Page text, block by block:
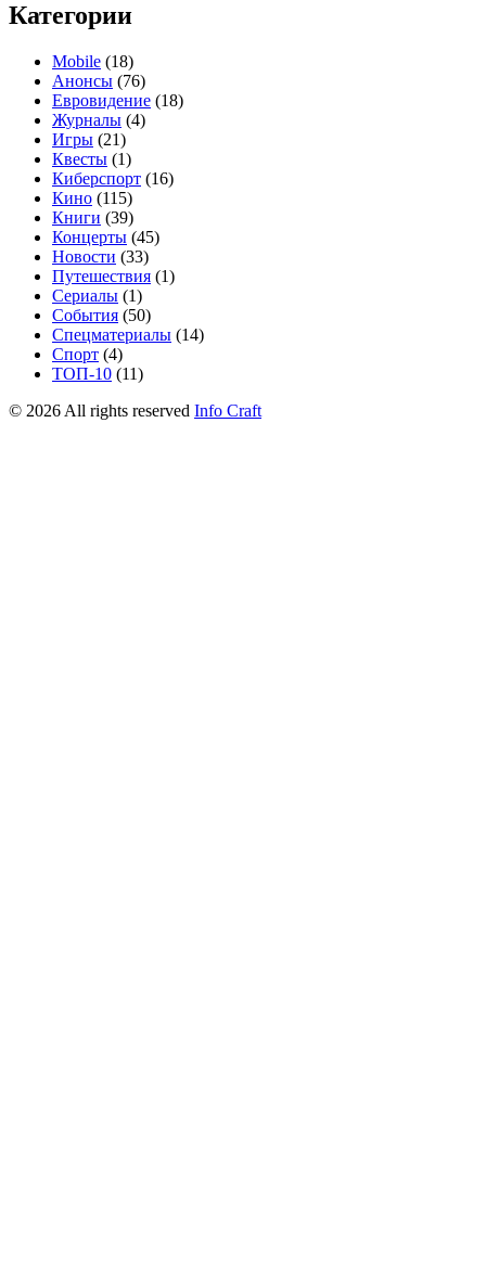
Категории
Mobile (18)
Анонсы (76)
Евровидение (18)
Журналы (4)
Игры (21)
Квесты (1)
Киберспорт (16)
Кино (115)
Книги (39)
Концерты (45)
Новости (33)
Путешествия (1)
Сериалы (1)
События (50)
Спецматериалы (14)
Спорт (4)
ТОП-10 (11)
© 2026 All rights reserved Info Craft